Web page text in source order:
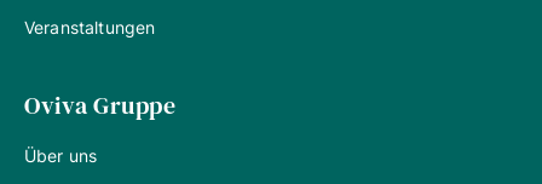
Veranstaltungen
Oviva Gruppe
Über uns